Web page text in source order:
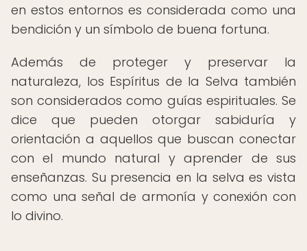
en estos entornos es considerada como una
bendición y un símbolo de buena fortuna.
Además de proteger y preservar la
naturaleza, los Espíritus de la Selva también
son considerados como guías espirituales. Se
dice que pueden otorgar sabiduría y
orientación a aquellos que buscan conectar
con el mundo natural y aprender de sus
enseñanzas. Su presencia en la selva es vista
como una señal de armonía y conexión con
lo divino.